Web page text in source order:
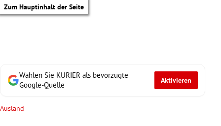
Zum Hauptinhalt der Seite
Wählen Sie KURIER als bevorzugte
Google-Quelle
Aktivieren
Ausland